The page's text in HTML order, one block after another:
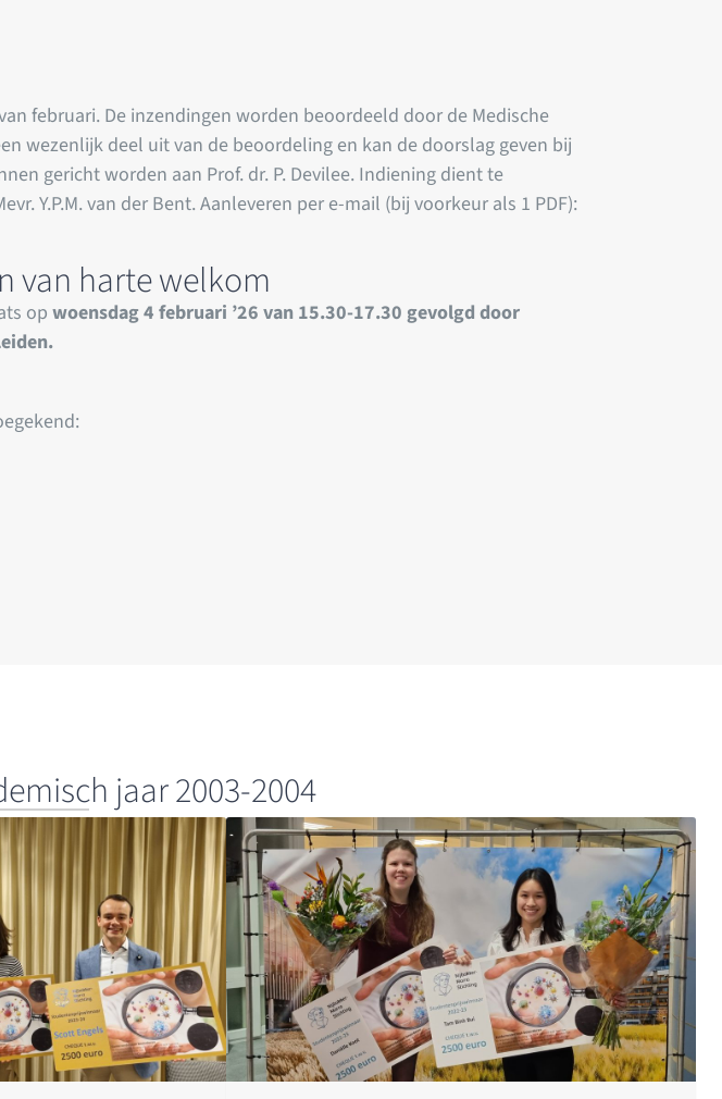
februari. De inzendingen worden beoordeeld door de Medische
wezenlijk deel uit van de beoordeling en kan de doorslag geven bij
gericht worden aan Prof. dr. P. Devilee. Indiening dient te
Y.P.M. van der Bent. Aanleveren per e-mail (bij voorkeur als 1 PDF):
van harte welkom
op woensdag 4 februari ’26 van 15.30-17.30 gevolgd door
.
jaar 2003-2004